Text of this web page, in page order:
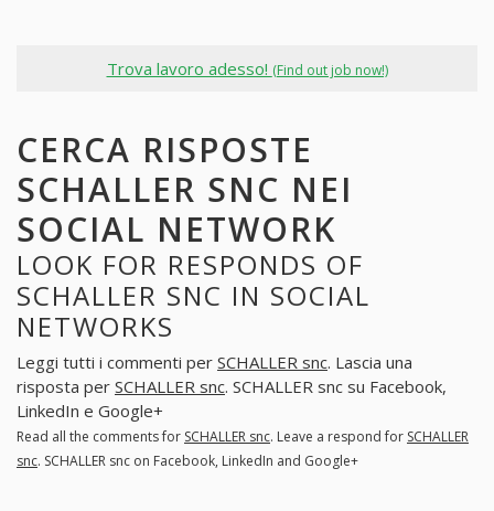
Trova lavoro adesso! (Find out job now!)
CERCA RISPOSTE
SCHALLER SNC NEI
SOCIAL NETWORK
LOOK FOR RESPONDS OF
SCHALLER SNC IN SOCIAL
NETWORKS
Leggi tutti i commenti per SCHALLER snc. Lascia una
risposta per SCHALLER snc. SCHALLER snc su Facebook,
LinkedIn e Google+
Read all the comments for SCHALLER snc. Leave a respond for SCHALLER
snc. SCHALLER snc on Facebook, LinkedIn and Google+